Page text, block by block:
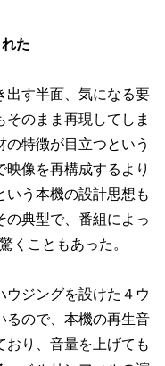
た
出す半面、気になる要
のまま再現してしま
特徴が目立つという
像を再構成するより
う本機の設計思想も
典型で、番組によっ
くこともあった。
ジングを設けた４ウ
るので、本機の再生音
り、音量を上げても